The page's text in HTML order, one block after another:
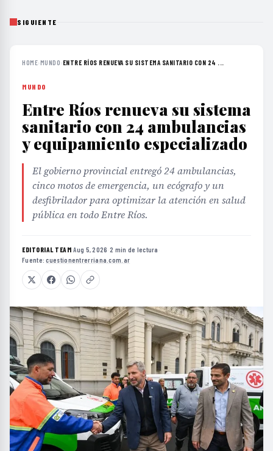
SIGUIENTE
HOME›MUNDO› ENTRE RÍOS RENUEVA SU SISTEMA SANITARIO CON 24 ...
MUNDO
Entre Ríos renueva su sistema
sanitario con 24 ambulancias
y equipamiento especializado
El gobierno provincial entregó 24 ambulancias,
cinco motos de emergencia, un ecógrafo y un
desfibrilador para optimizar la atención en salud
pública en todo Entre Ríos.
EDITORIAL TEAM·Aug 5, 2026 ·2 min de lectura ·
Fuente:cuestionentrerriana.com.ar